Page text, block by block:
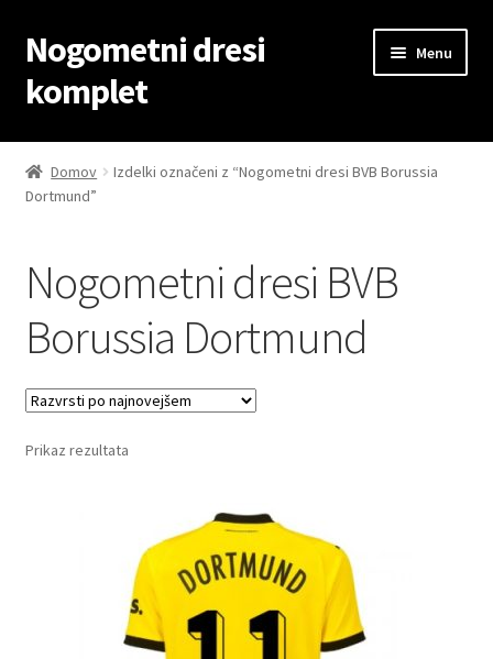
Skip
to
navigation
Skip
to
content
Nogometni dresi
komplet
Menu
Domov
Blog
Košarica
Domov
Izdelki označeni z “Nogometni dresi BVB Borussia
Dortmund”
Nogometni dresi BVB
Borussia Dortmund
Prikaz rezultata